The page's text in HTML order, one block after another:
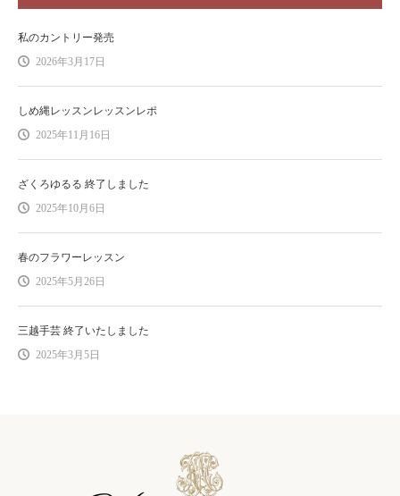
私のカントリー発売
2026年3月17日
しめ縄レッスンレッスンレポ
2025年11月16日
ざくろゆるる 終了しました
2025年10月6日
春のフラワーレッスン
2025年5月26日
三越手芸 終了いたしました
2025年3月5日